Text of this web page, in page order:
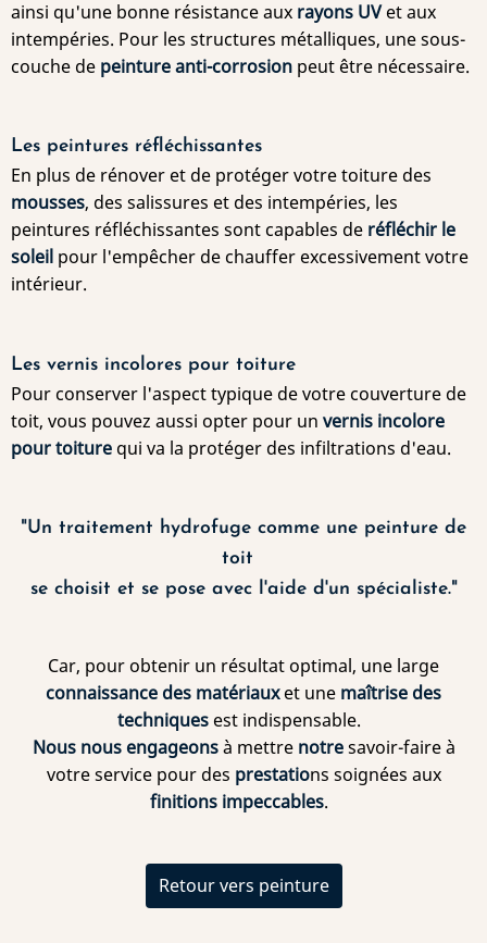
ainsi qu'une bonne résistance aux rayons UVet aux
intempéries. Pour les structures métalliques, une sous-
couche de peinture anti-corrosion peut être nécessaire.
Les peintures réfléchissantes
En plus de rénover et de protéger votre toiture des
mousses, des salissures et des intempéries, les
peintures réfléchissantes sont capables de réfléchir le
soleil pour l'empêcher de chauffer excessivement votre
intérieur.
Les vernis incolores pour toiture
Pour conserver l'aspect typique de votre couverture de
toit, vous pouvez aussi opter pour un vernis incolore
pour toiture qui va la protéger des infiltrations d'eau.
"Un traitement hydrofuge comme une peinture de
toit
se choisit et se pose avec l'aide d'un spécialiste."
Car, pour obtenir un résultat optimal, une large
connaissance des matériauxet une maîtrise des
techniques est indispensable.
Nous nous engageonsà mettre notresavoir-faire à
votre service pour des prestations soignées aux
finitions impeccables.
Retour vers peinture